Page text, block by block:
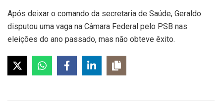
Após deixar o comando da secretaria de Saúde, Geraldo
disputou uma vaga na Câmara Federal pelo PSB nas
eleições do ano passado, mas não obteve êxito.